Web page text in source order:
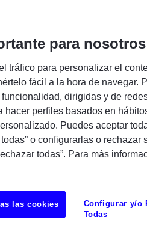
con
Palantir
en un
de datos
para
tráfico para personalizar el
fácil a la hora de navegar.
dirigidas y de
hacer perfiles basados en
Puedes aceptar
o configurarlas o rechazar
todas”. Para más
Configurar y/o
Todas
las cookies